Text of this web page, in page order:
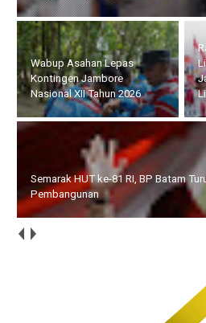
Wabup Asahan Lepas
Kontingen Jambore
Nasional XII Tahun 2026
Semarak HUT ke-81 RI, BP Batam
Pembangunan